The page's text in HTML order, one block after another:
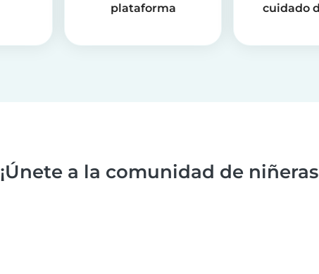
plataforma
cuidado
¡Únete a la comunidad de